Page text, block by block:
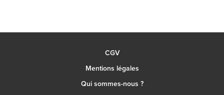
CGV
Mentions légales
Qui sommes-nous ?